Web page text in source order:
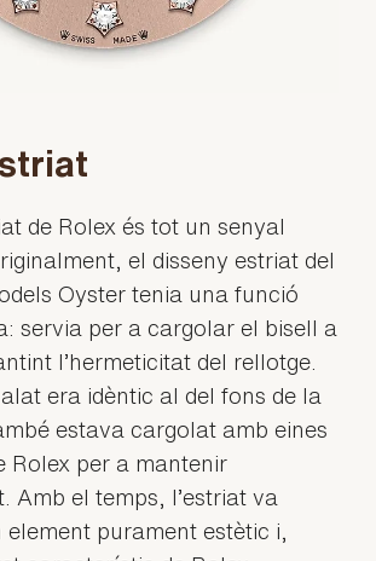
de Rolex és tot un senyal
el disseny estriat del
Oyster tenia una funció
servia per a cargolar el bisell a
l’hermeticitat del rellotge.
era idèntic al del fons de la
estava cargolat amb eines
Rolex per a mantenir
Amb el temps, l’estriat va
element purament estètic i,